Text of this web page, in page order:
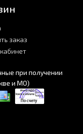
заказ